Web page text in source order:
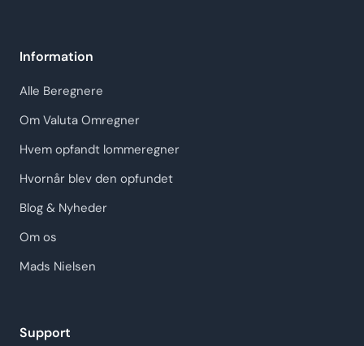
Information
Alle Beregnere
Om Valuta Omregner
Hvem opfandt lommeregner
Hvornår blev den opfundet
Blog & Nyheder
Om os
Mads Nielsen
Support